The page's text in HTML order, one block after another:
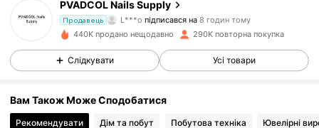
PVADCOL Nails Supply
Продавець
підписався на
j***aпереглядає
4,90
12K Підписники
440K продано нещодавно 290K повторна покупка
Слідкувати Усі товари
Вам Також Може Сподобатися
Рекомендувати Дім та побут Побутова техніка Ювелірні